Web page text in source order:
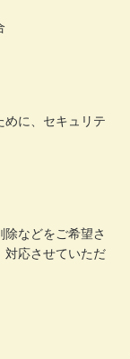
めに、セキュリテ
などをご希望さ
対応させていただ